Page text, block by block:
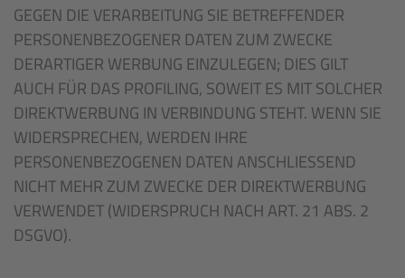
GEGEN DIE VERARBEITUNG SIE BETREFFENDER
PERSONENBEZOGENER DATEN ZUM ZWECKE
DERARTIGER WERBUNG EINZULEGEN; DIES GILT
AUCH FÜR DAS PROFILING, SOWEIT ES MIT SOLCHER
DIREKTWERBUNG IN VERBINDUNG STEHT. WENN SIE
WIDERSPRECHEN, WERDEN IHRE
PERSONENBEZOGENEN DATEN ANSCHLIESSEND
NICHT MEHR ZUM ZWECKE DER DIREKTWERBUNG
VERWENDET (WIDERSPRUCH NACH ART. 21 ABS. 2
DSGVO).